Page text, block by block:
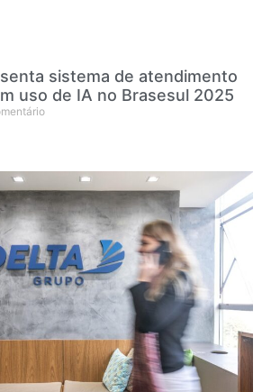
sistema de atendimento
uso de IA no Brasesul 2025